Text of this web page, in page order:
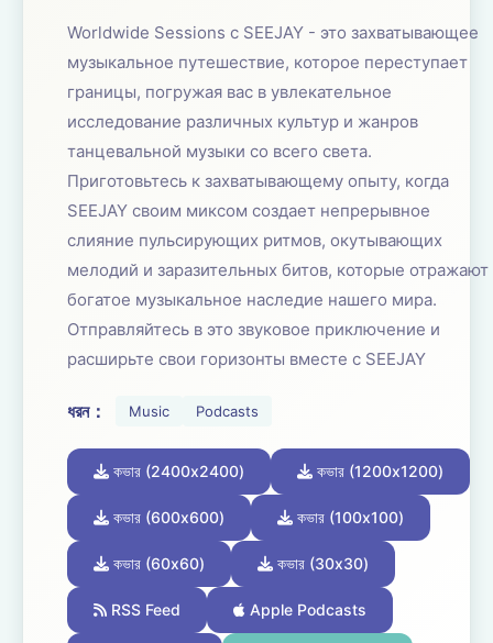
Worldwide Sessions с SEEJAY - это захватывающее
музыкальное путешествие, которое переступает
границы, погружая вас в увлекательное
исследование различных культур и жанров
танцевальной музыки со всего света.
Приготовьтесь к захватывающему опыту, когда
SEEJAY своим миксом создает непрерывное
слияние пульсирующих ритмов, окутывающих
мелодий и заразительных битов, которые отражают
богатое музыкальное наследие нашего мира.
Отправляйтесь в это звуковое приключение и
расширьте свои горизонты вместе с SEEJAY
ধরন： Music Podcasts
কভার (2400x2400) কভার (1200x1200)
কভার (600x600) কভার (100x100)
কভার (60x60) কভার (30x30)
RSS Feed Apple Podcasts